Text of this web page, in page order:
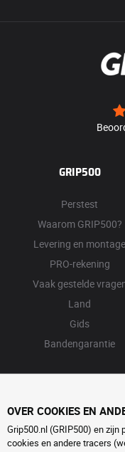
GRIP500
Perstest
Waarom GRIP500?
Levering en montage
PRO-rekening
Vaak gestelde
Land
Gids
Bandengarantie
OVER COOKIES EN
Grip500.nl (GRIP500) en
cookies en andere tracers